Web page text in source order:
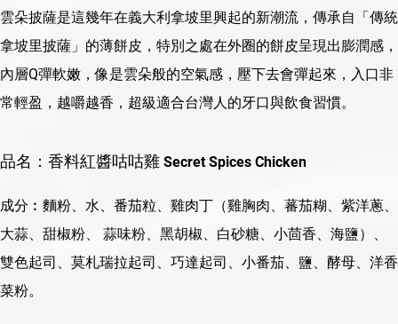
雲朵披薩是這幾年在義大利拿坡里興起的新潮流，傳承自「傳統
拿坡里披薩」的薄餅皮，特別之處在外圈的餅皮呈現出膨潤感，
內層Q彈軟嫩，像是雲朵般的空氣感，壓下去會彈起來，入口非
常輕盈，越嚼越香，超級適合台灣人的牙口與飲食習慣。
品名：香料紅醬咕咕雞 Secret Spices Chicken
成分︰麵粉、水、番茄粒、雞肉丁（雞胸肉、蕃茄糊、紫洋蔥、
大蒜、甜椒粉、 蒜味粉、黑胡椒、白砂糖、小茴香、海鹽）、
雙色起司、莫札瑞拉起司、巧達起司、小番茄、鹽、酵母、洋香
菜粉。